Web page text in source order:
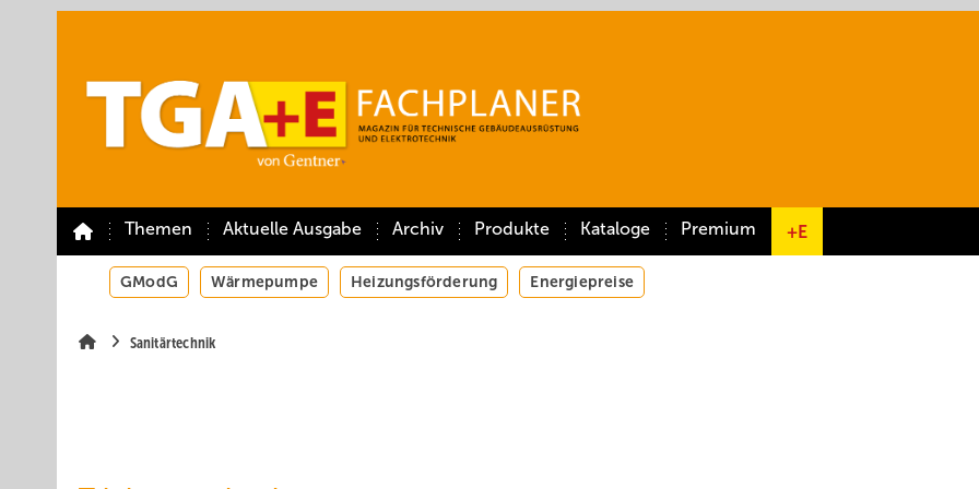
Themen Aktuelle Ausgabe Archiv Produkte Kataloge Premium +E
GModG Wärmepumpe Heizungsförderung Energiepreise
Sanitärtechnik